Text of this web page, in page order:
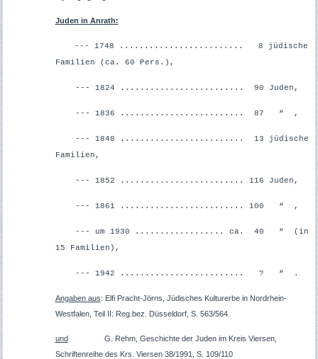
Juden in Anrath:
--- 1748 ......................... 8 jüdische
Familien (ca. 60 Pers.),
--- 1824 ......................... 90 Juden,
--- 1836 ......................... 87 “ ,
--- 1848 ......................... 13 jüdische
Familien,
--- 1852 ......................... 116 Juden,
--- 1861 ......................... 100 “ ,
--- um 1930 .................. ca. 40 “ (in
15 Familien),
--- 1942 ......................... ? “ .
Angaben aus: Elfi Pracht-Jörns, Jüdisches Kulturerbe in Nordrhein-
Westfalen, Teil II: Reg.bez. Düsseldorf, S. 563/564
undG. Rehm, Geschichte der Juden im Kreis Viersen,
Schriftenreihe des Krs. Viersen 38/1991, S. 109/110